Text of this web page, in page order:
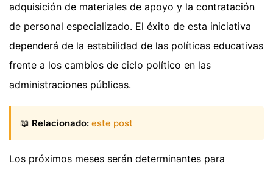
adquisición de materiales de apoyo y la contratación
de personal especializado. El éxito de esta iniciativa
dependerá de la estabilidad de las políticas educativas
frente a los cambios de ciclo político en las
administraciones públicas.
📖 Relacionado: este post
Los próximos meses serán determinantes para